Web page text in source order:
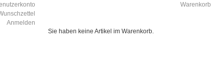
Warenkorb
Sie haben keine Artikel im Warenkorb.
Anmelden